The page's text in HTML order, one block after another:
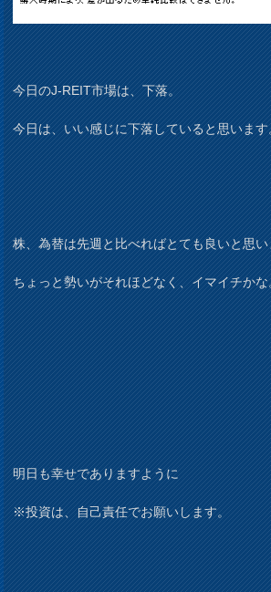
今日のJ-REIT市場は、下落。
今日は、いい感じに下落していると思いま
株、為替は先週と比べればとても良いと思
ちょっと勢いがそれほどなく、イマイチか
明日も幸せでありますように
※投資は、自己責任でお願いします。